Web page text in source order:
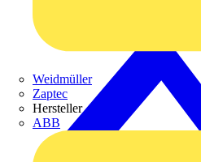
Weidmüller
Zaptec
Hersteller
ABB